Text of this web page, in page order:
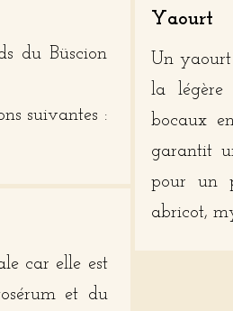
du Büscion
suivantes :
car elle est
et du
Yaourt
Un
la
bocaux
garantit
pour un
abricot,